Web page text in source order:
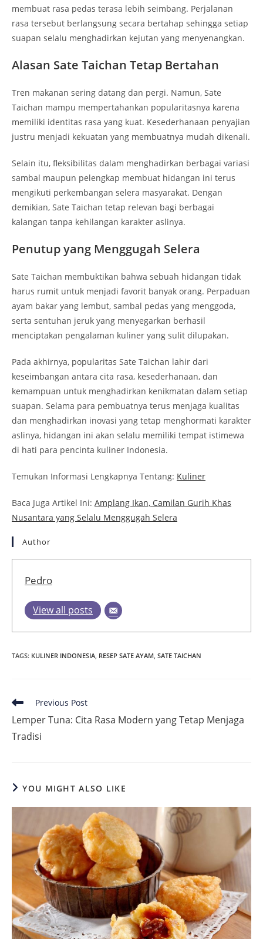
membuat rasa pedas terasa lebih seimbang. Perjalanan
rasa tersebut berlangsung secara bertahap sehingga setiap
suapan selalu menghadirkan kejutan yang menyenangkan.
Alasan Sate Taichan Tetap Bertahan
Tren makanan sering datang dan pergi. Namun, Sate
Taichan mampu mempertahankan popularitasnya karena
memiliki identitas rasa yang kuat. Kesederhanaan penyajian
justru menjadi kekuatan yang membuatnya mudah dikenali.
Selain itu, fleksibilitas dalam menghadirkan berbagai variasi
sambal maupun pelengkap membuat hidangan ini terus
mengikuti perkembangan selera masyarakat. Dengan
demikian, Sate Taichan tetap relevan bagi berbagai
kalangan tanpa kehilangan karakter aslinya.
Penutup yang Menggugah Selera
Sate Taichan membuktikan bahwa sebuah hidangan tidak
harus rumit untuk menjadi favorit banyak orang. Perpaduan
ayam bakar yang lembut, sambal pedas yang menggoda,
serta sentuhan jeruk yang menyegarkan berhasil
menciptakan pengalaman kuliner yang sulit dilupakan.
Pada akhirnya, popularitas Sate Taichan lahir dari
keseimbangan antara cita rasa, kesederhanaan, dan
kemampuan untuk menghadirkan kenikmatan dalam setiap
suapan. Selama para pembuatnya terus menjaga kualitas
dan menghadirkan inovasi yang tetap menghormati karakter
aslinya, hidangan ini akan selalu memiliki tempat istimewa
di hati para pencinta kuliner Indonesia.
Temukan Informasi Lengkapnya Tentang: Kuliner
Baca Juga Artikel Ini: Amplang Ikan, Camilan Gurih Khas
Nusantara yang Selalu Menggugah Selera
Author
Pedro
View all posts
TAGS: KULINER INDONESIA RESEP SATE AYAM SATE TAICHAN
Read
articles
Previous Post
Lemper Tuna: Cita Rasa Modern yang Tetap Menjaga
Tradisi
YOU MIGHT ALSO LIKE